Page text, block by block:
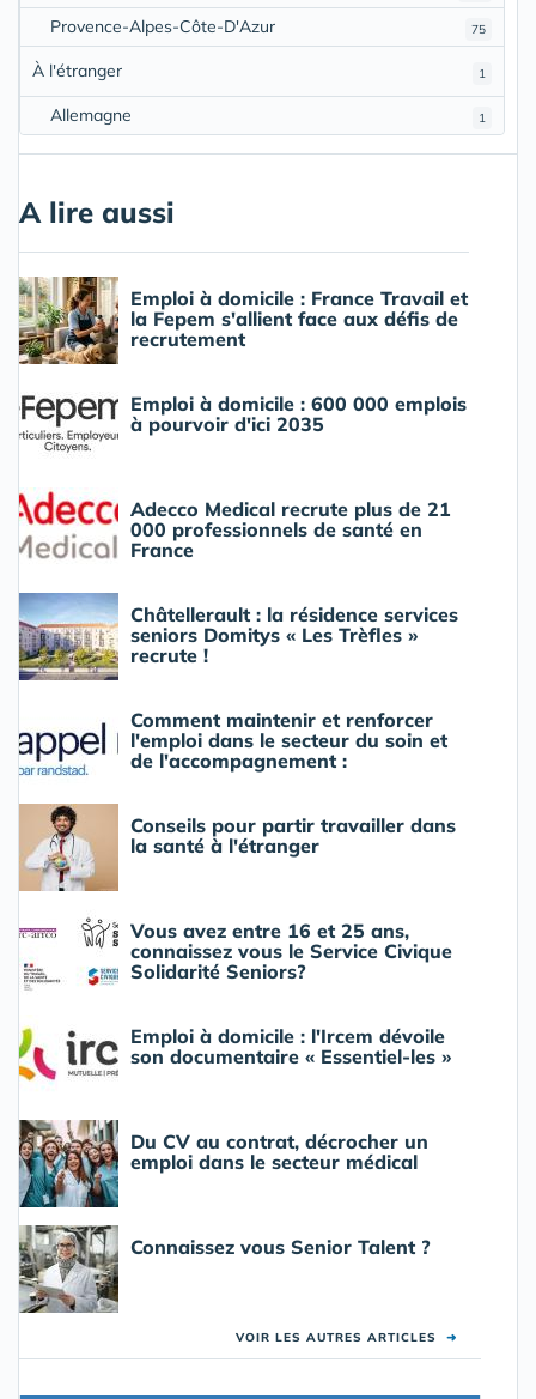
75
Provence-Alpes-Côte-D'Azur
1
À l'étranger
1
Allemagne
A lire aussi
Emploi à domicile : France Travail et
la Fepem s'allient face aux défis de
recrutement
Emploi à domicile : 600 000 emplois
à pourvoir d'ici 2035
Adecco Medical recrute plus de 21
000 professionnels de santé en
France
Châtellerault : la résidence services
seniors Domitys « Les Trèfles »
recrute !
Comment maintenir et renforcer
l'emploi dans le secteur du soin et
de l'accompagnement :
Conseils pour partir travailler dans
la santé à l'étranger
Vous avez entre 16 et 25 ans,
connaissez vous le Service Civique
Solidarité Seniors?
Emploi à domicile : l'Ircem dévoile
son documentaire « Essentiel-les »
Du CV au contrat, décrocher un
emploi dans le secteur médical
Connaissez vous Senior Talent ?
VOIR LES AUTRES ARTICLES ➜